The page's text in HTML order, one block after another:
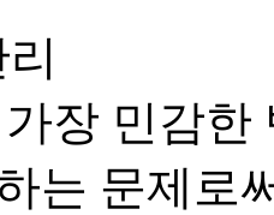
장 민감한
는 문제로